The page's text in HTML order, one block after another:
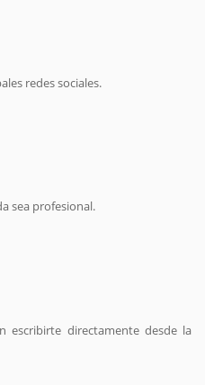
redes sociales.
sea profesional.
escribirte directamente desde la